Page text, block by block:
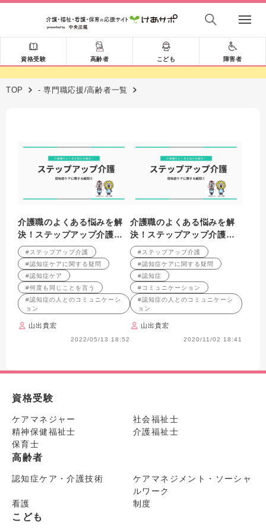
資格受験 高齢者 こども 障害者
TOP - 専門職応援/高齢者一覧
介護職のよくある悩みを解
決！ステップアップ介護
認知症ケアに関する疑問④
#ステップアップ介護
#認知症ケアに関する疑問
#認知症ケア
#何度も同じことを言う
#認知症の人とのコミュニケーシ
ョン
山出貴宏
2022/05/13 18:52
介護職のよくある悩みを解
決！ステップアップ介護
認知症ケアに関する疑問①
#ステップアップ介護
#認知症ケアに関する疑問
#認知症
#コミュニケーション
#認知症の人とのコミュニケーシ
ョン
山出貴宏
2020/11/02 18:41
資格受験
ケアマネジャー
社会福祉士
精神保健福祉士
介護福祉士
保育士
高齢者
認知症ケア・介護技術
ケアマネジメント・ソーシャ
ルワーク
看護
制度
こども